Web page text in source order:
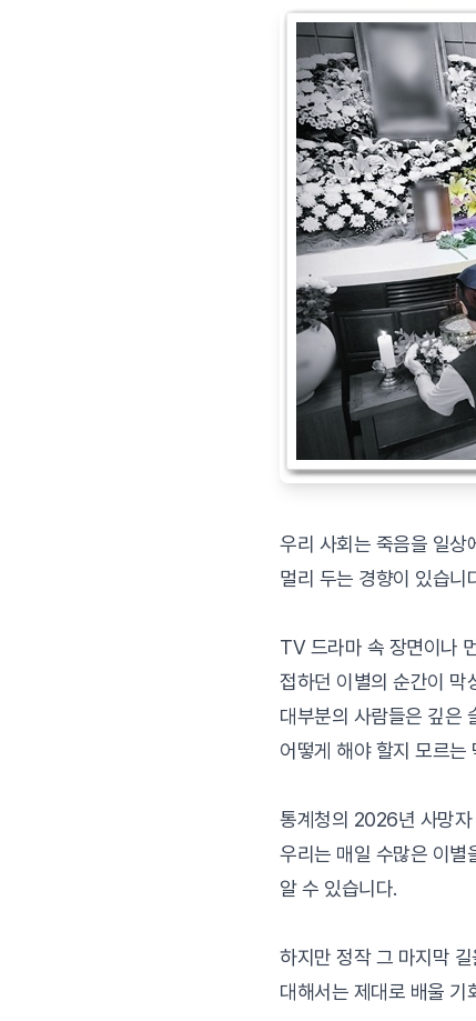
우리 사회는 죽음을 일상
멀리 두는 경향이 있습니
TV 드라마 속 장면이나
접하던 이별의 순간이 막
대부분의 사람들은 깊은
어떻게 해야 할지 모르는
통계청의 2026년 사망자
우리는 매일 수많은 이별
알 수 있습니다.
하지만 정작 그 마지막
대해서는 제대로 배울 기